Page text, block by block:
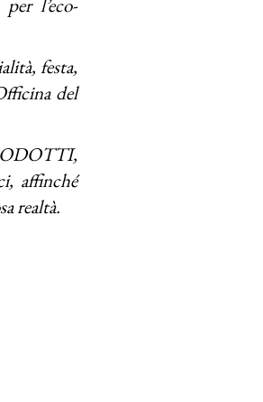
festa,
del
affinché
realtà.